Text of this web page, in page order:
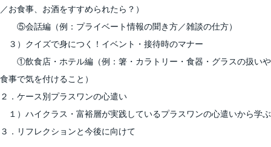
／お食事、お酒をすすめられたら？）
⑤会話編（例：プライベート情報の聞き方／雑談の仕方）
３）クイズで身につく！イベント・接待時のマナー
①飲食店・ホテル編（例：箸・カラトリー・食器・グラスの扱いや
食事で気を付けること）
２．ケース別プラスワンの心遣い
１）ハイクラス・富裕層が実践しているプラスワンの心遣いから学ぶ
３．リフレクションと今後に向けて